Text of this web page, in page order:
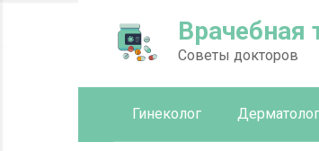
Врачебная
Советы докторов
Гинеколог Дерматолог